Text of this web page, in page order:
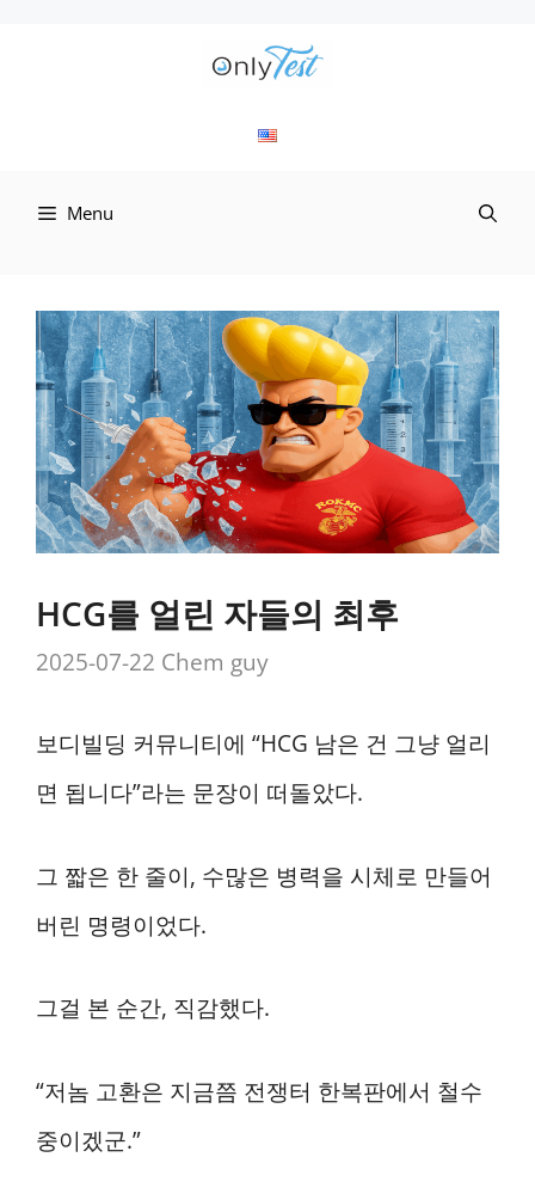
Menu
HCG를 얼린 자들의 최후
2025-07-22 Chem guy
보디빌딩 커뮤니티에 “HCG 남은 건 그냥 얼리
면 됩니다”라는 문장이 떠돌았다.
그 짧은 한 줄이, 수많은 병력을 시체로 만들어
버린 명령이었다.
그걸 본 순간, 직감했다.
“저놈 고환은 지금쯤 전쟁터 한복판에서 철수
중이겠군.”